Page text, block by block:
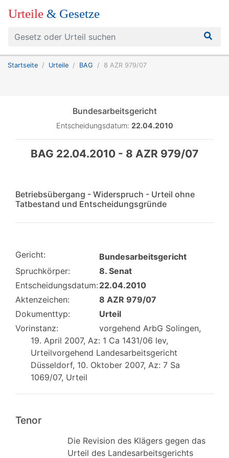
Urteile & Gesetze
Startseite Urteile BAG 8 AZR 979/07
Bundesarbeitsgericht
Entscheidungsdatum: 22.04.2010
BAG 22.04.2010 - 8 AZR 979/07
Betriebsübergang - Widerspruch - Urteil ohne
Tatbestand und Entscheidungsgründe
Gericht:
Bundesarbeitsgericht
Spruchkörper:
8. Senat
Entscheidungsdatum: 22.04.2010
Aktenzeichen:
8 AZR 979/07
Dokumenttyp:
Urteil
Vorinstanz:
vorgehend ArbG Solingen,
19. April 2007, Az: 1 Ca 1431/06 lev,
Urteilvorgehend Landesarbeitsgericht
Düsseldorf, 10. Oktober 2007, Az: 7 Sa
1069/07, Urteil
Tenor
Die Revision des Klägers gegen das
Urteil des Landesarbeitsgerichts